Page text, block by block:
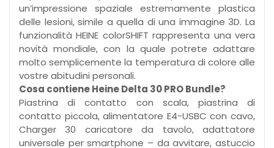
un’impressione spaziale estremamente plastica
delle lesioni, simile a quella di una immagine 3D. La
funzionalità HEINE colorSHIFT rappresenta una vera
novità mondiale, con la quale potrete adattare
molto semplicemente la temperatura di colore alle
vostre abitudini personali.
Cosa contiene Heine Delta 30 PRO Bundle?
Piastrina di contatto con scala, piastrina di
contatto piccola, alimentatore E4-USBC con cavo,
Charger 30 caricatore da tavolo, adattatore
universale per smartphone – da avvitare, astuccio